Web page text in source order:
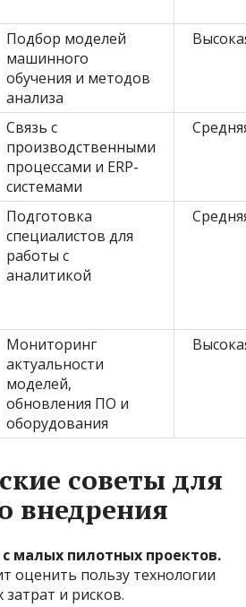
Подбор моделей
машинного
обучения и методов
анализа
Связь с
производственными
процессами и ERP-
системами
Подготовка
специалистов для
работы с
аналитикой
Мониторинг
актуальности
моделей,
обновления ПО и
оборудования
советы для
внедрения
малых пилотных проектов.
оценить пользу технологии
и рисков.